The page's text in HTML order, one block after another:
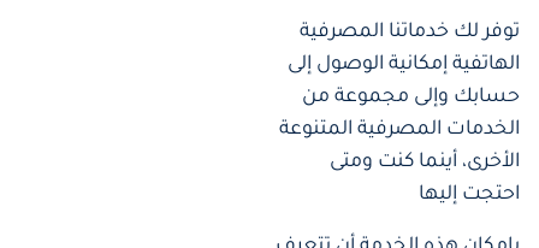
توفر لك خدماتنا المصرفية
الهاتفية إمكانية الوصول إلى
حسابك وإلى مجموعة من
الخدمات المصرفية المتنوعة
الأخرى، أينما كنت ومتى
احتجت إليها